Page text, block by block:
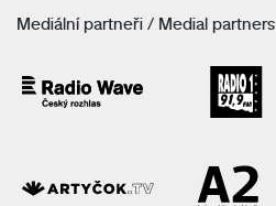
Mediální partneři / Medial partners